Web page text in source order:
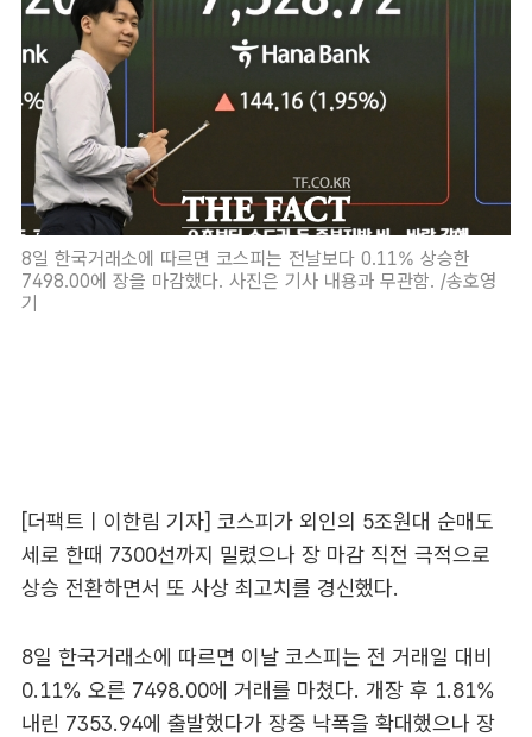
8일 한국거래소에 따르면 코스피는 전날보다 0.11% 상승한
7498.00에 장을 마감했다. 사진은 기사 내용과 무관함. /송호영
기
[더팩트ㅣ이한림 기자] 코스피가 외인의 5조원대 순매도
세로 한때 7300선까지 밀렸으나 장 마감 직전 극적으로
상승 전환하면서 또 사상 최고치를 경신했다.
8일 한국거래소에 따르면 이날 코스피는 전 거래일 대비
0.11% 오른 7498.00에 거래를 마쳤다. 개장 후 1.81%
내린 7353.94에 출발했다가 장중 낙폭을 확대했으나 장